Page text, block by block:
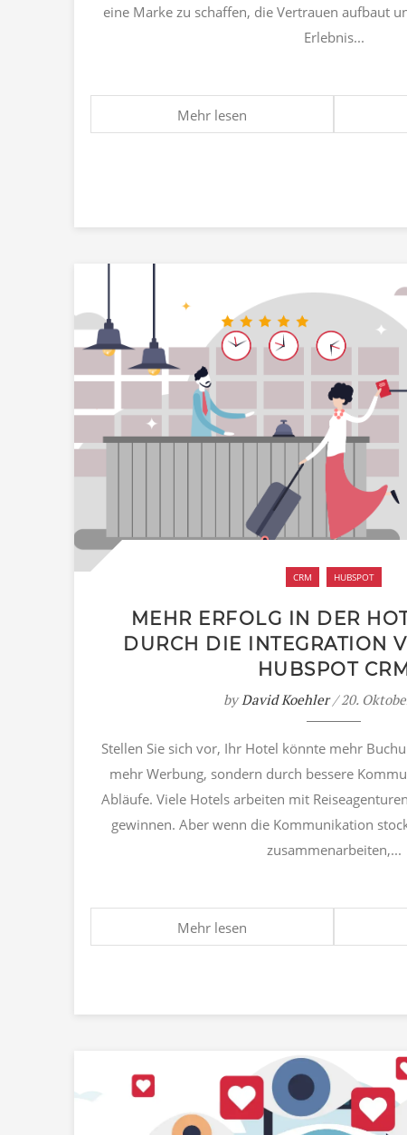
eine Marke zu schaffen, die Vertrauen aufbaut
Erlebnis...
Mehr lesen
CRM HUBSPOT
MEHR ERFOLG IN DER
DURCH DIE INTEGRATION
HUBSPOT
byDavid Koehler/ 20.
Stellen Sie sich vor, Ihr Hotel könnte mehr
mehr Werbung, sondern durch bessere
Abläufe. Viele Hotels arbeiten mit
gewinnen. Aber wenn die Kommunikation
zusammenarbeiten,...
Mehr lesen